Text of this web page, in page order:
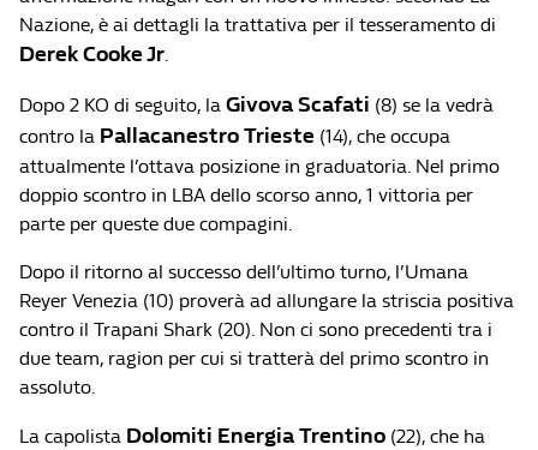
Nazione, è ai dettagli la trattativa per il tesseramento di
Derek Cooke Jr.
Dopo 2 KO di seguito, la Givova Scafati (8) se la vedrà
contro la Pallacanestro Trieste (14), che occupa
attualmente l’ottava posizione in graduatoria. Nel primo
doppio scontro in LBA dello scorso anno, 1 vittoria per
parte per queste due compagini.
Dopo il ritorno al successo dell’ultimo turno, l’Umana
Reyer Venezia (10) proverà ad allungare la striscia positiva
contro il Trapani Shark (20). Non ci sono precedenti tra i
due team, ragion per cui si tratterà del primo scontro in
assoluto.
La capolista Dolomiti Energia Trentino (22), che ha